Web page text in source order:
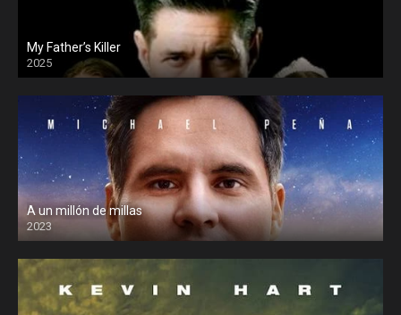
My Father’s Killer
2025
A un millón de millas
2023